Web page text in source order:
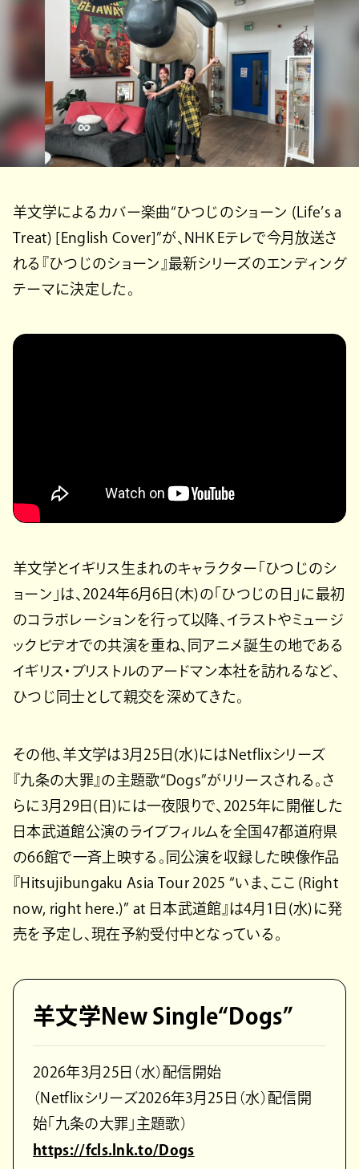
羊文学によるカバー楽曲“ひつじのショーン (Life’s a
Treat) [English Cover]”が、NHK Eテレで今月放送さ
れる『ひつじのショーン』最新シリーズのエンディング
テーマに決定した。
羊文学とイギリス生まれのキャラクター「ひつじのシ
ョーン」は、2024年6月6日(木)の「ひつじの日」に最初
のコラボレーションを行って以降、イラストやミュージ
ックビデオでの共演を重ね、同アニメ誕生の地である
イギリス・ブリストルのアードマン本社を訪れるなど、
ひつじ同士として親交を深めてきた。
その他、羊文学は3月25日(水)にはNetflixシリーズ
『九条の大罪』の主題歌“Dogs”がリリースされる。さ
らに3月29日(日)には一夜限りで、2025年に開催した
日本武道館公演のライブフィルムを全国47都道府県
の66館で一斉上映する。同公演を収録した映像作品
『Hitsujibungaku Asia Tour 2025 “いま、ここ (Right
now, right here.)” at 日本武道館』は4月1日(水)に発
売を予定し、現在予約受付中となっている。
羊文学New Single“Dogs”
2026年3月25日（水）配信開始
（Netflixシリーズ2026年3月25日（水）配信開
始「九条の大罪」主題歌）
https://fcls.lnk.to/Dogs